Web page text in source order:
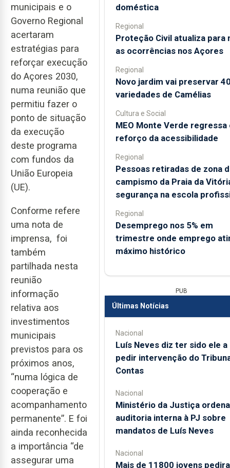
municipais e o
Governo Regional
acertaram
estratégias para
reforçar execução
do Açores 2030,
numa reunião que
permitiu fazer o
ponto de situação
da execução
deste programa
com fundos da
União Europeia
(UE).
Conforme refere
uma nota de
imprensa, foi
também
partilhada nesta
reunião
informação
relativa aos
investimentos
municipais
previstos para os
próximos anos,
“numa lógica de
cooperação e
acompanhamento
permanente”. E foi
ainda reconhecida
a importância “de
assegurar uma
doméstica
Regional
Proteção Civil atualiza para
as ocorrências nos Açores
Regional
Novo jardim vai preservar
variedades de Camélias
Cultura e Social
MEO Monte Verde regressa
reforço da acessibilidade
Regional
Pessoas retiradas de zona
campismo da Praia da
segurança na escola
Regional
Desemprego nos 5% em
trimestre onde emprego
máximo histórico
PUB
Últimas Notícias
Nacional
Luís Neves diz ter sido ele a
pedir intervenção do
Contas
Nacional
Ministério da Justiça ordena
auditoria interna à PJ sobre
mandatos de Luís Neves
Nacional
Mais de 11800 jovens